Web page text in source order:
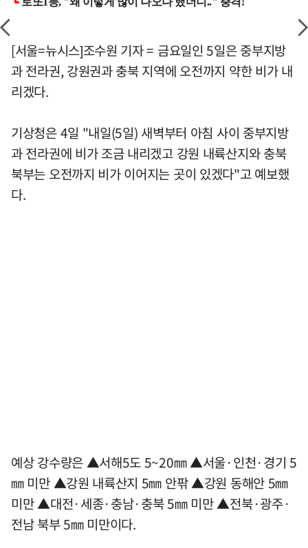
[서울=뉴시스]조수원 기자 = 금요일인 5일은 중부지방
과 전라권, 강원권과 충북 지역에 오전까지 약한 비가 내
리겠다.
기상청은 4일 "내일(5일) 새벽부터 아침 사이 중부지방
과 전라권에 비가 조금 내리겠고 강원 내륙산지와 충북
북부는 오전까지 비가 이어지는 곳이 있겠다"고 예보했
다.
예상 강수량은 ▲서해5도 5~20㎜ ▲서울·인천·경기 5
㎜ 미만 ▲강원 내륙산지 5㎜ 안팎 ▲강원 동해안 5㎜
미만 ▲대전·세종·충남·충북 5㎜ 미만 ▲전북·광주·
전남 북부 5㎜ 미만이다.